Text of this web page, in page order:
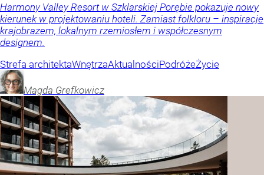
Harmony Valley Resort w Szklarskiej Porębie pokazuje nowy
kierunek w projektowaniu hoteli. Zamiast folkloru – inspiracje
krajobrazem, lokalnym rzemiosłem i współczesnym
designem.
Strefa architektaWnętrzaAktualnościPodróżeŻycie
Magda Grefkowicz